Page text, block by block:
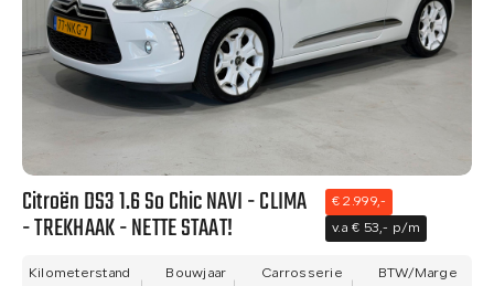
Citroën DS3 1.6 So Chic NAVI - CLIMA
- TREKHAAK - NETTE STAAT!
€ 2.999,-
v.a € 53,- p/m
Kilometerstand Bouwjaar Carrosserie BTW/Marge